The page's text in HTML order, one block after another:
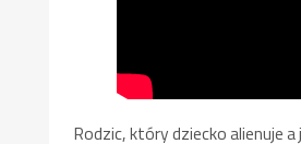
Rodzic, który dziecko alienuje